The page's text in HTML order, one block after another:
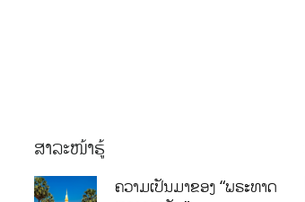
ສາລະໜ້າຮູ້
ຄວາມເປັນມາຂອງ “ພຣະທາດ